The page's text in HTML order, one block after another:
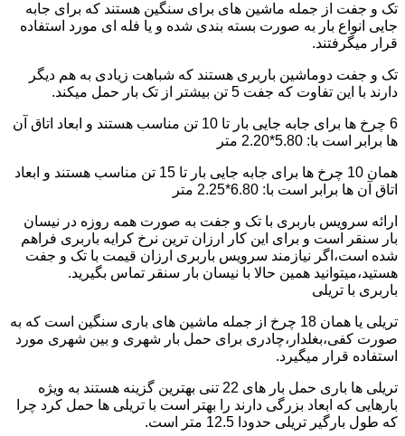
تک و جفت از جمله ماشین های برای سنگین هستند که برای جابه
جایی انواع بار به صورت بسته بندی شده و یا فله ای مورد استفاده
قرار میگرفتند.
تک و جفت دوماشین باربری هستند که شباهت زیادی به هم دیگر
دارند با این تفاوت که جفت 5 تن بیشتر از تک بار حمل میکند.
6 چرخ ها برای جابه جایی بار تا 10 تن مناسب هستند و ابعاد اتاق آن
ها برابر است با: 5.80*2.20 متر
همان 10 چرخ ها برای جابه جایی بار تا 15 تن مناسب هستند و ابعاد
اتاق آن ها برابر است با: 6.80*2.25 متر
ارائه سرویس باربری با تک و جفت به صورت همه روزه در نیسان
بار سنقر است و برای این کار ارزان ترین نرخ کرایه باربری فراهم
شده است،اگر نیازمند سرویس باربری ارزان قیمت با تک و جفت
هستید،میتوانید همین حالا با نیسان بار سنقر تماس بگیرید.
باربری با تریلی
تریلی یا همان 18 چرخ از جمله ماشین های باری سنگین است که به
صورت کفی،بغلدار،چادری برای حمل بار شهری و بین شهری مورد
استفاده قرار میگیرد.
تریلی ها باری حمل بار های 22 تنی بهترین گزینه هستند به ویژه
بارهایی که ابعاد بزرگی دارند را بهتر است با تریلی ها حمل کرد چرا
که طول بارگیر تریلی حدودا 12.5 متر است.